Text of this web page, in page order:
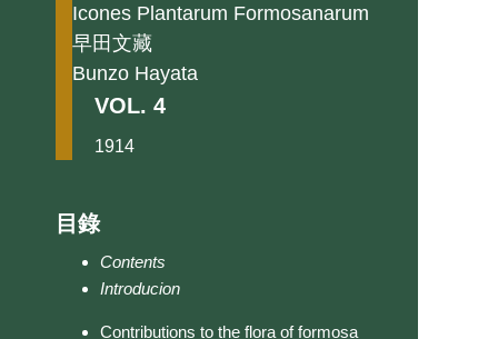
Icones Plantarum Formosanarum
早田文藏
Bunzo Hayata
VOL. 4
1914
目錄
Contents
Introducion
Contributions to the flora of formosa